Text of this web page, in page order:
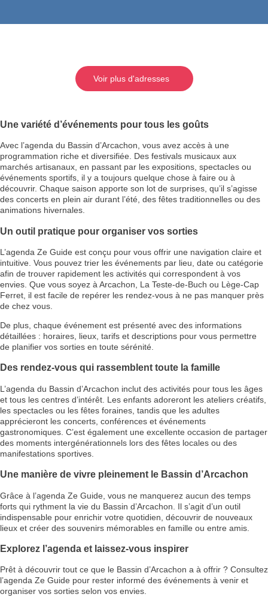
Voir plus d'adresses
Une variété d’événements pour tous les goûts
Avec l’agenda du Bassin d’Arcachon, vous avez accès à une
programmation riche et diversifiée. Des festivals musicaux aux
marchés artisanaux, en passant par les expositions, spectacles ou
événements sportifs, il y a toujours quelque chose à faire ou à
découvrir. Chaque saison apporte son lot de surprises, qu’il s’agisse
des concerts en plein air durant l’été, des fêtes traditionnelles ou des
animations hivernales.
Un outil pratique pour organiser vos sorties
L’agenda Ze Guide est conçu pour vous offrir une navigation claire et
intuitive. Vous pouvez trier les événements par lieu, date ou catégorie
afin de trouver rapidement les activités qui correspondent à vos
envies. Que vous soyez à Arcachon, La Teste-de-Buch ou Lège-Cap
Ferret, il est facile de repérer les rendez-vous à ne pas manquer près
de chez vous.
De plus, chaque événement est présenté avec des informations
détaillées : horaires, lieux, tarifs et descriptions pour vous permettre
de planifier vos sorties en toute sérénité.
Des rendez-vous qui rassemblent toute la famille
L’agenda du Bassin d’Arcachon inclut des activités pour tous les âges
et tous les centres d’intérêt. Les enfants adoreront les ateliers créatifs,
les spectacles ou les fêtes foraines, tandis que les adultes
apprécieront les concerts, conférences et événements
gastronomiques. C’est également une excellente occasion de partager
des moments intergénérationnels lors des fêtes locales ou des
manifestations sportives.
Une manière de vivre pleinement le Bassin d’Arcachon
Grâce à l’agenda Ze Guide, vous ne manquerez aucun des temps
forts qui rythment la vie du Bassin d’Arcachon. Il s’agit d’un outil
indispensable pour enrichir votre quotidien, découvrir de nouveaux
lieux et créer des souvenirs mémorables en famille ou entre amis.
Explorez l’agenda et laissez-vous inspirer
Prêt à découvrir tout ce que le Bassin d’Arcachon a à offrir ? Consultez
l’agenda Ze Guide pour rester informé des événements à venir et
organiser vos sorties selon vos envies.